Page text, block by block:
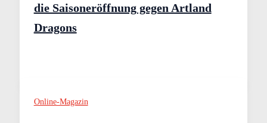
die Saisoneröffnung gegen Artland
Dragons
Online-Magazin